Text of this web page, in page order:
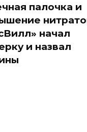
палочка и
начал
и назвал